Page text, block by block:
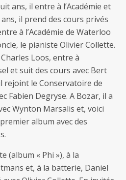
ans, il entre à l’Académie et
il prend des cours privés
à l’Académie de Waterloo
le pianiste Olivier Collette.
Loos, entre à
et suit des cours avec Bert
rejoint le Conservatoire de
Fabien Degryse. A Bozar, il a
Wynton Marsalis et, voici
album avec des
(album « Phi »), à la
et, à la batterie, Daniel